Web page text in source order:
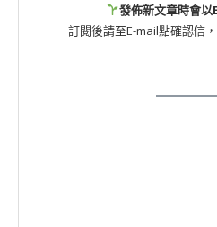
發佈新文章時會
訂閱後請至E-mail點確認信